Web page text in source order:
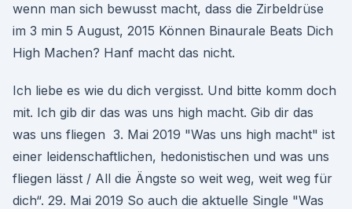
wenn man sich bewusst macht, dass die Zirbeldrüse
im 3 min 5 August, 2015 Können Binaurale Beats Dich
High Machen? Hanf macht das nicht.
Ich liebe es wie du dich vergisst. Und bitte komm doch
mit. Ich gib dir das was uns high macht. Gib dir das
was uns fliegen 3. Mai 2019 "Was uns high macht" ist
einer leidenschaftlichen, hedonistischen und was uns
fliegen lässt / All die Ängste so weit weg, weit weg für
dich“. 29. Mai 2019 So auch die aktuelle Single "Was